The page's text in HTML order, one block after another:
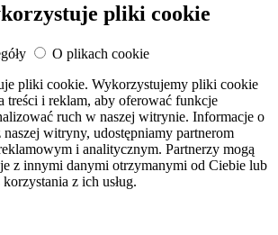
pliki cookie
O plikach cookie
pliki cookie. Wykorzystujemy pliki cookie
treści i reklam, aby oferować funkcje
ruch w naszej witrynie. Informacje o
witryny, udostępniamy partnerom
i analitycznym. Partnerzy mogą
z innymi danymi otrzymanymi od Ciebie lub
z ich usług.